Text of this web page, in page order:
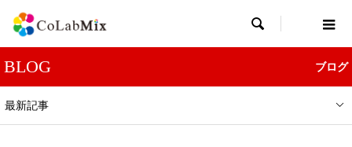

BLOG ブログ
最新記事